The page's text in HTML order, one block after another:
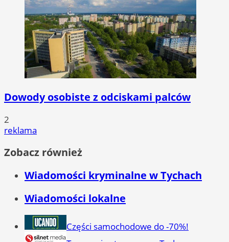
Dowody osobiste z odciskami palców
2
reklama
Zobacz również
Wiadomości kryminalne w Tychach
Wiadomości lokalne
Części samochodowe do -70%!